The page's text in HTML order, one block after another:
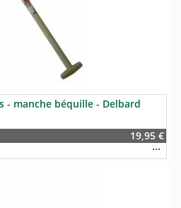
- manche béquille - Delbard
19,95 €